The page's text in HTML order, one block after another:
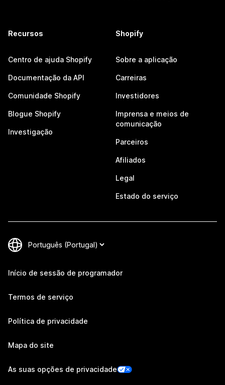
Recursos
Centro de ajuda Shopify
Documentação da API
Comunidade Shopify
Blogue Shopify
Investigação
Shopify
Sobre a aplicação
Carreiras
Investidores
Imprensa e meios de
comunicação
Parceiros
Afiliados
Legal
Estado do serviço
Início de sessão de programador
Termos de serviço
Política de privacidade
Mapa do site
As suas opções de privacidade